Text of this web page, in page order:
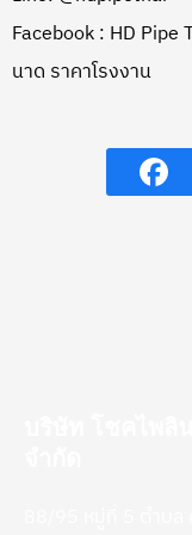
Facebook : HD Pipe
นาด ราคาโรงงาน